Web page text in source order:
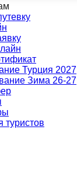
Турция 2027
Зима 26-27